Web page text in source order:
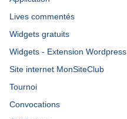
Lives commentés
Widgets gratuits
Widgets - Extension Wordpress
Site internet MonSiteClub
Tournoi
Convocations